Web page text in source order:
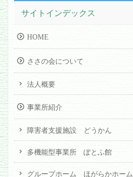
サイトインデックス
HOME
ささの会について
法人概要
事業所紹介
障害者支援施設 どうかん
多機能型事業所 ぽとふ館
グループホーム ほがらかホーム